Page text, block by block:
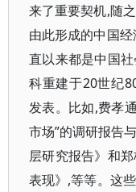
来了重要契机,随
由此形成的中国
直以来都是中国
科重建于20世纪
发表。比如,费孝
市场”的调研报告
层研究报告》和
表现》,等等。这